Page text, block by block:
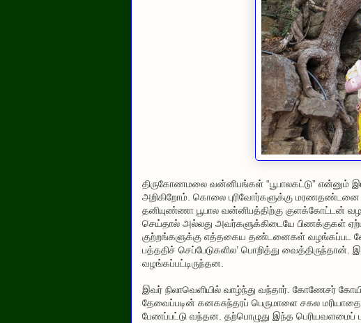
திருகோணமலை வன்னிபங்கள் “பூபாலகட்டு” என்னும்
அறிகிறோம். கொலை புரிவோர்களுக்கு
தனியுண்ணா பூபால வன்னிபத்திற்கு குளக்கோட்டன்
செய்தால் அல்லது அவர்களுக்கிடையே பிணக்குகள்
குற்றங்களுக்கு எத்தகைய தண்டனைகள் வழங்கப்பட
பத்ததிச் செப்பேடுகளில’ பொறித்து
வழங்கப்பட்டிருந்தன.
இவர் நிலாவெளியில் வாழ்ந்து வந்தார். கோணேசர்
தேவைப்படின் கனகசுந்தரப் பெருமாளை சகல
பேணப்பட்டு வந்தன. தற்பொழுது இந்த